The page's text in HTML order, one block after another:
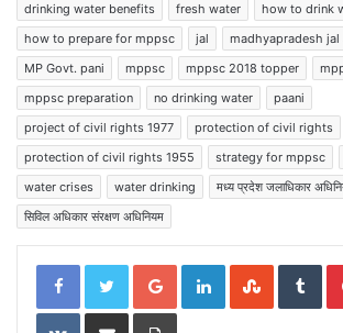
drinking water benefits
fresh water
how to drink
how to prepare for mppsc
jal
madhyapradesh jal
MP Govt. pani
mppsc mppsc 2018 topper
mppsc preparation
no drinking water
paani
project of civil rights 1977
protection of civil rights
protection of civil rights 1955
strategy for mppsc
water crises
water drinking
मध्य प्रदेश जलाधिकार
सिविल अधिकार संरक्षण अधिनियम
Google+LinkedIn
VKontakte
Share via Email Print